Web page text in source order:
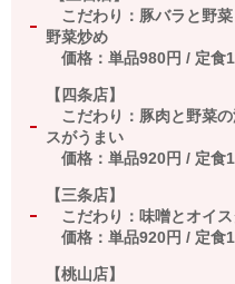
こだわり：豚バラと野
野菜炒め
価格：単品980円 / 定食
【四条店】
こだわり：豚肉と野菜
スがうまい
価格：単品920円/ 定食
【三条店】
こだわり：味噌とオイス
価格：単品920円/ 定食
【桃山店】